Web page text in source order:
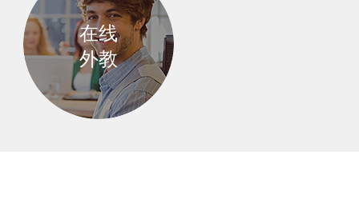
英语口语
商业人士
在线
外教